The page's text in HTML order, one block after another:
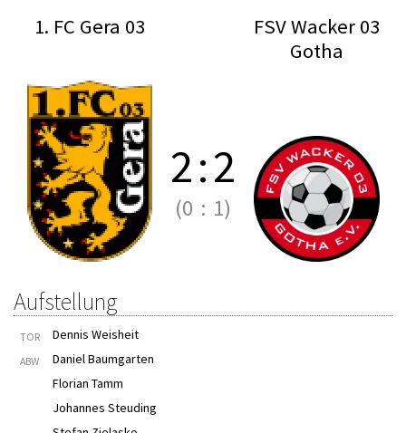
1. FC Gera 03
FSV Wacker 03
Gotha
2:2
(0 : 1)
Aufstellung
TOR Dennis Weisheit
ABW
Daniel Baumgarten
Florian Tamm
Johannes Steuding